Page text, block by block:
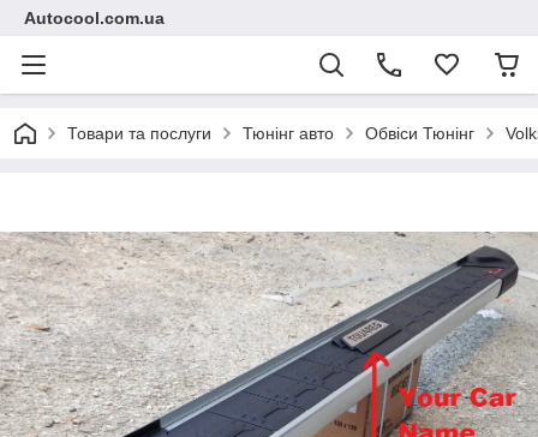
Autocool.com.ua
Товари та послуги Тюнінг авто Обвіси Тюнінг